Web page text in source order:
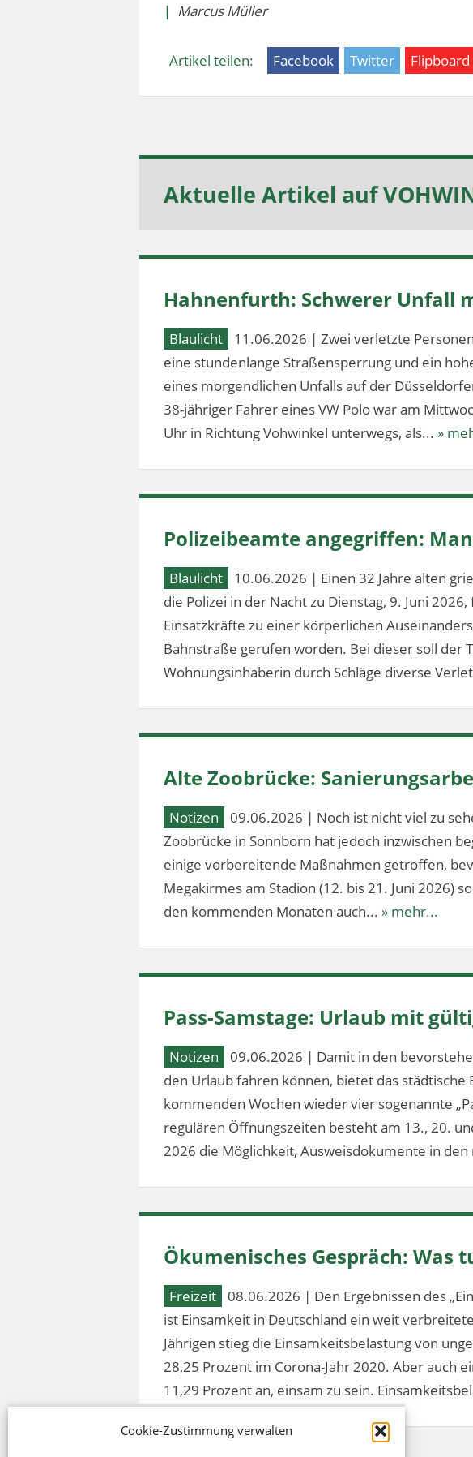
Cookie-Zustimmung verwalten
| Marcus Müller
Artikel teilen: Facebook Twitter Flipboard
Aktuelle Artikel auf
Hahnenfurth: Schwerer Unfall
Blaulicht
11.06.2026 | Zwei verletzte
eine stundenlange Straßensperrung und ein
eines morgendlichen Unfalls auf der
38-jähriger Fahrer eines VW Polo war am
Uhr in Richtung Vohwinkel unterwegs, als... »
Polizeibeamte angegriffen:
Blaulicht
10.06.2026 | Einen 32 Jahre alten
die Polizei in der Nacht zu Dienstag, 9. Juni
Einsatzkräfte zu einer körperlichen
Bahnstraße gerufen worden. Bei dieser soll der
Wohnungsinhaberin durch Schläge diverse
Alte Zoobrücke:
Notizen
09.06.2026 | Noch ist nicht viel zu
Zoobrücke in Sonnborn hat jedoch inzwischen
einige vorbereitende Maßnahmen getroffen,
Megakirmes am Stadion (12. bis 21. Juni 2026)
den kommenden Monaten auch... » mehr...
Pass-Samstage: Urlaub mit
Notizen
09.06.2026 | Damit in den
den Urlaub fahren können, bietet das städtische
kommenden Wochen wieder vier sogenannte
regulären Öffnungszeiten besteht am 13., 20.
2026 die Möglichkeit, Ausweisdokumente in den
Ökumenisches Gespräch: Was
Freizeit
08.06.2026 | Den Ergebnissen des
ist Einsamkeit in Deutschland ein weit
Jährigen stieg die Einsamkeitsbelastung von
28,25 Prozent im Corona-Jahr 2020. Aber auch
11,29 Prozent an, einsam zu sein.